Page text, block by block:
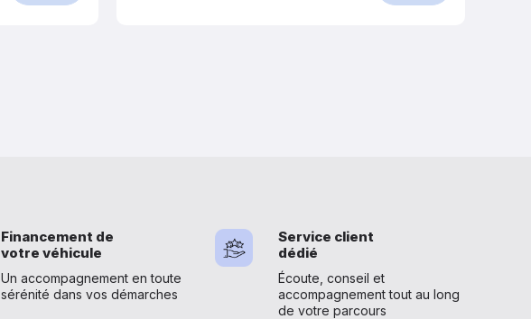
Financement de
votre véhicule
Un accompagnement en toute
sérénité dans vos démarches
Service client
dédié
Écoute, conseil et
accompagnement tout au long
de votre parcours